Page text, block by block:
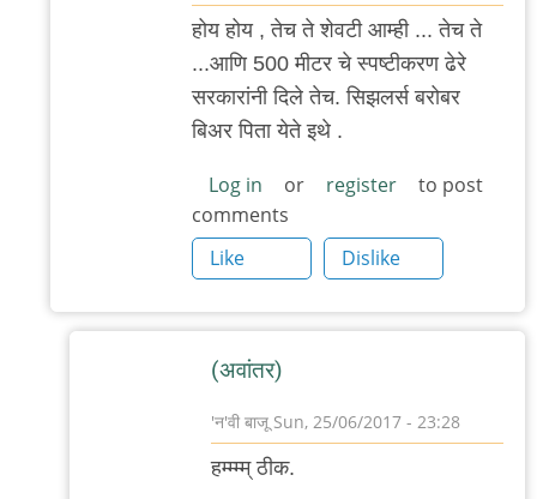
In
reply
?
'न'वी
बाजू
होय होय , तेच ते शेवटी आम्ही ... तेच ते
...आणि 500 मीटर चे स्पष्टीकरण ढेरे
सरकारांनी दिले तेच. सिझलर्स बरोबर
बिअर पिता येते इथे .
Log in or register
to post
comments
Like
Dislike
(अवांतर)
'न'वी बाजूSun, 25/06/2017 - 23:28
In
reply
हम्म्म्म् ठीक.